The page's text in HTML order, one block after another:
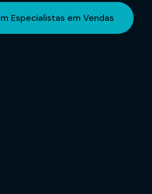
Especialistas em Vendas